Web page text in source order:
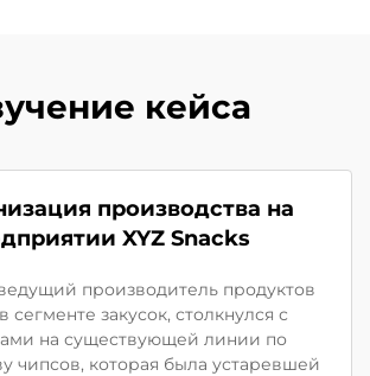
кейса
производства на
XYZ Snacks
производитель продуктов
сегменте закусок, столкнулся с
на существующей линии по
чипсов, которая была устаревшей